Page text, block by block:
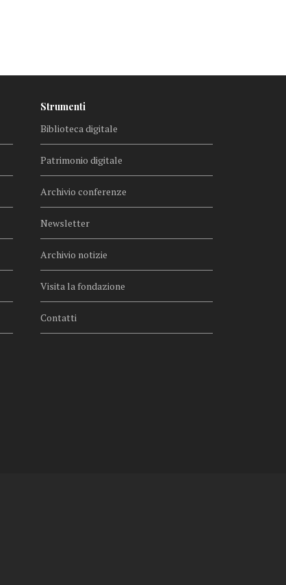
Strumenti
Biblioteca digitale
Patrimonio digitale
Archivio conferenze
Newsletter
Archivio notizie
Visita la fondazione
Contatti